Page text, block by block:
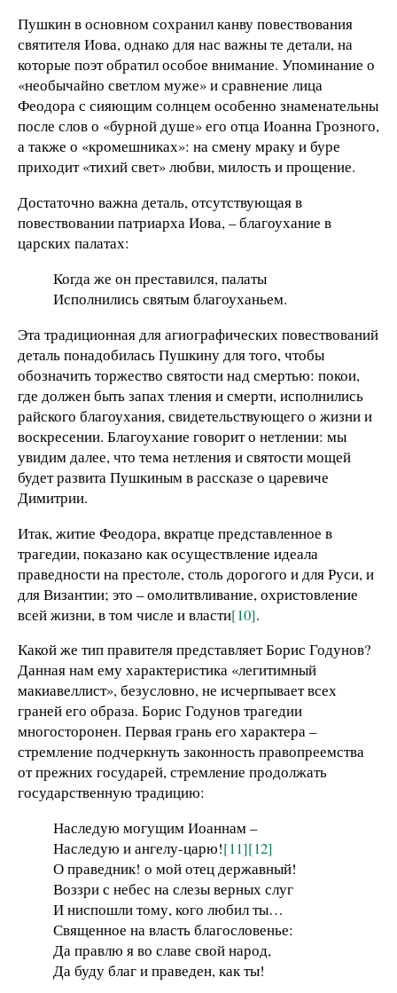
Пушкин в основном сохранил канву повествования
святителя Иова, однако для нас важны те детали, на
которые поэт обратил особое внимание. Упоминание о
«необычайно светлом муже» и сравнение лица
Феодора с сияющим солнцем особенно знаменательны
после слов о «бурной душе» его отца Иоанна Грозного,
а также о «кромешниках»: на смену мраку и буре
приходит «тихий свет» любви, милость и прощение.
Достаточно важна деталь, отсутствующая в
повествовании патриарха Иова, – благоухание в
царских палатах:
Когда же он преставился, палаты
Исполнились святым благоуханьем.
Эта традиционная для агиографических повествований
деталь понадобилась Пушкину для того, чтобы
обозначить торжество святости над смертью: покои,
где должен быть запах тления и смерти, исполнились
райского благоухания, свидетельствующего о жизни и
воскресении. Благоухание говорит о нетлении: мы
увидим далее, что тема нетления и святости мощей
будет развита Пушкиным в рассказе о царевиче
Димитрии.
Итак, житие Феодора, вкратце представленное в
трагедии, показано как осуществление идеала
праведности на престоле, столь дорогого и для Руси, и
для Византии; это – омолитвливание, охристовление
всей жизни, в том числе и власти[10].
Какой же тип правителя представляет Борис Годунов?
Данная нам ему характеристика «легитимный
макиавеллист», безусловно, не исчерпывает всех
граней его образа. Борис Годунов трагедии
многосторонен. Первая грань его характера –
стремление подчеркнуть законность правопреемства
от прежних государей, стремление продолжать
государственную традицию:
Наследую могущим Иоаннам –
Наследую и ангелу-царю![11][12]
О праведник! о мой отец державный!
Воззри с небес на слезы верных слуг
И ниспошли тому, кого любил ты…
Священное на власть благословенье:
Да правлю я во славе свой народ,
Да буду благ и праведен, как ты!